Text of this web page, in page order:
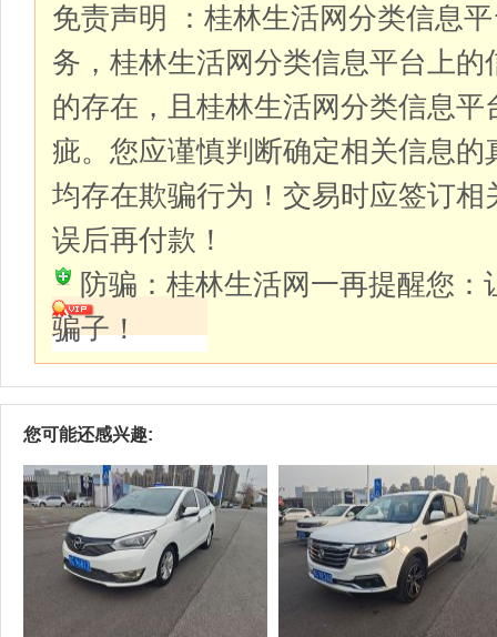
免责声明 ：桂林生活网分类信息
务，桂林生活网分类信息平台上
的存在，且桂林生活网分类信息
疵。您应谨慎判断确定相关信息
均存在欺骗行为！交易时应签订
误后再付款！
防骗：桂林生活网一再提醒您
骗子！
您可能还感兴趣: